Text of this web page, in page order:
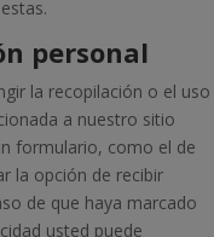
personal
la recopilación o el uso
a nuestro sitio
formulario, como el de
la opción de recibir
de que haya marcado
usted puede